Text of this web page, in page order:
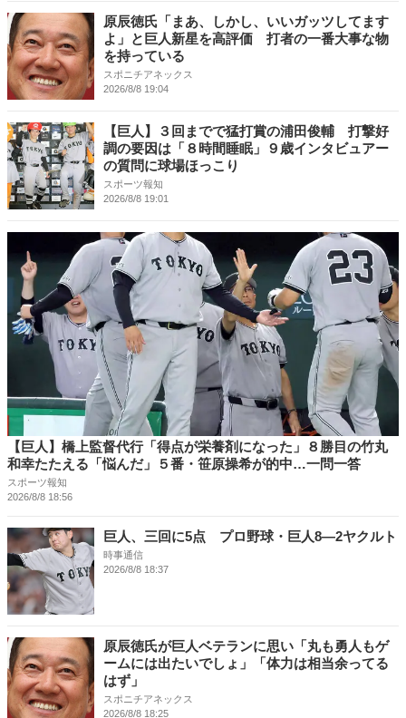
原辰徳氏「まあ、しかし、いいガッツしてます
よ」と巨人新星を高評価 打者の一番大事な物
を持っている
スポニチアネックス
2026/8/8 19:04
【巨人】３回までで猛打賞の浦田俊輔 打撃好
調の要因は「８時間睡眠」９歳インタビュアー
の質問に球場ほっこり
スポーツ報知
2026/8/8 19:01
【巨人】橋上監督代行「得点が栄養剤になった」８勝目の竹丸
和幸たたえる「悩んだ」５番・笹原操希が的中…一問一答
スポーツ報知
2026/8/8 18:56
巨人、三回に5点 プロ野球・巨人8―2ヤクルト
時事通信
2026/8/8 18:37
原辰徳氏が巨人ベテランに思い「丸も勇人もゲ
ームには出たいでしょ」「体力は相当余ってる
はず」
スポニチアネックス
2026/8/8 18:25